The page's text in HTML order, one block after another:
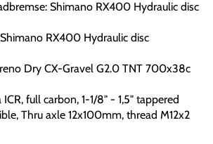
Shimano RX400 Hydraulic disc
RX400 Hydraulic disc
Dry CX-Gravel G2.0 TNT 700x38c
full carbon, 1-1/8" - 1,5" tappered
Thru axle 12x100mm, thread M12x2